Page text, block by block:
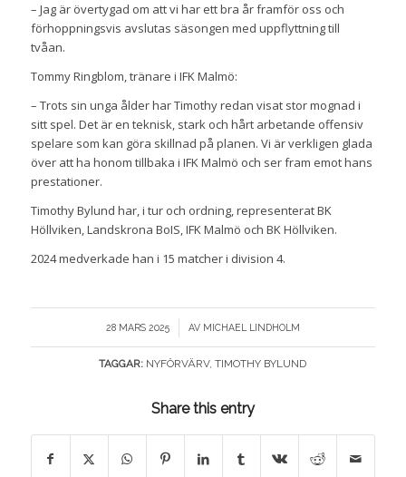
– Jag är övertygad om att vi har ett bra år framför oss och
förhoppningsvis avslutas säsongen med uppflyttning till
tvåan.
Tommy Ringblom, tränare i IFK Malmö:
– Trots sin unga ålder har Timothy redan visat stor mognad i
sitt spel. Det är en teknisk, stark och hårt arbetande offensiv
spelare som kan göra skillnad på planen. Vi är verkligen glada
över att ha honom tillbaka i IFK Malmö och ser fram emot hans
prestationer.
Timothy Bylund har, i tur och ordning, representerat BK
Höllviken, Landskrona BoIS, IFK Malmö och BK Höllviken.
2024 medverkade han i 15 matcher i division 4.
28 MARS 2025
/ AV MICHAEL LINDHOLM
TAGGAR: NYFÖRVÄRV,TIMOTHY BYLUND
Share this entry